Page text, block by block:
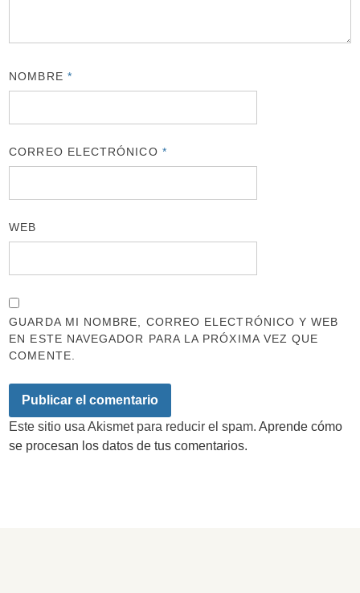
NOMBRE *
CORREO ELECTRÓNICO *
WEB
GUARDA MI NOMBRE, CORREO ELECTRÓNICO Y WEB
EN ESTE NAVEGADOR PARA LA PRÓXIMA VEZ QUE
COMENTE.
Este sitio usa Akismet para reducir el spam.Aprende cómo
se procesan los datos de tus comentarios.